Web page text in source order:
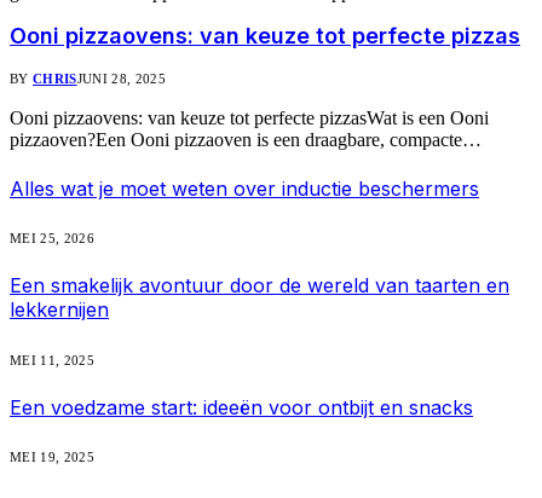
Ooni pizzaovens: van keuze tot perfecte pizzas
BY CHRISJUNI 28, 2025
Ooni pizzaovens: van keuze tot perfecte pizzasWat is een Ooni
pizzaoven?Een Ooni pizzaoven is een draagbare, compacte…
Alles wat je moet weten over inductie beschermers
MEI 25, 2026
Een smakelijk avontuur door de wereld van taarten en
lekkernijen
MEI 11, 2025
Een voedzame start: ideeën voor ontbijt en snacks
MEI 19, 2025